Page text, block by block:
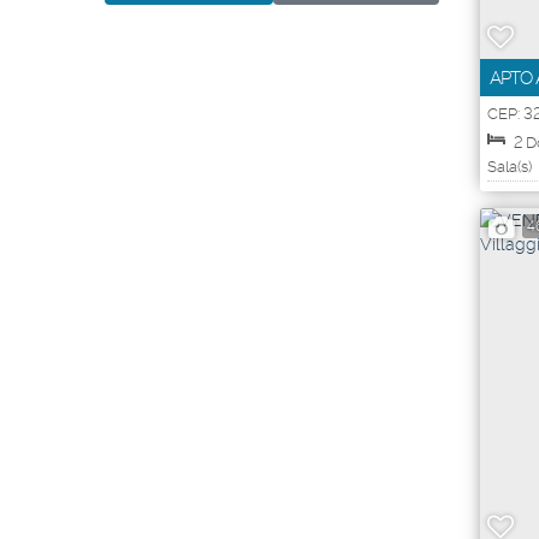
APTO
CEP:
103
,
2
Sala(s)